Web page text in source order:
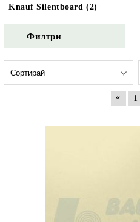
Knauf Silentboard (2)
Филтри
« 1